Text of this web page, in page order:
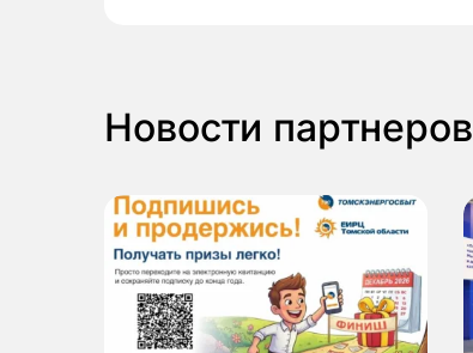
Новости партнеров